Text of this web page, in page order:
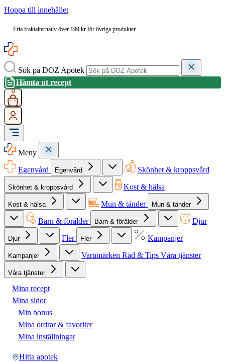
Hoppa till innehållet
Fria fraktalternativ över 199 kr för övriga produkter
Sök på DOZ Apotek
Hämta ut recept
0
Meny
Egenvård
Egenvård Skönhet & kroppsvård
Skönhet & kroppsvård Kost & hälsa
Kost & hälsa Mun & tänder Mun & tänder
Barn & förälder Barn & förälder Djur
Djur Fler Fler Kampanjer
Kampanjer Varumärken Råd & Tips Våra tjänster
Våra tjänster
Mina recept
Mina sidor
Min bonus
Mina ordrar & favoriter
Mina inställningar
Hitta apotek